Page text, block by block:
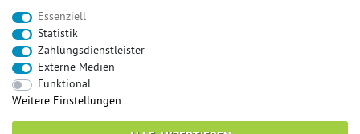
FOX, REMUS, FSW, FRIEDRICH MOTORSPORT, EISENMANN, ULTER
SPORT, NOVUS
sportauspuff sportkat
endrohr
downpipe
mittelschalldämpfer
fächerkrümmer
Essenziell
Statistik
Zahlungsdienstleister
Externe Medien
Funktional
Weitere Einstellungen